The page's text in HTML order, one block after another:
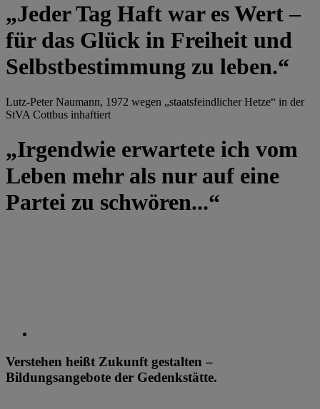
„Jeder Tag Haft war es Wert –
für das Glück in Freiheit und
Selbstbestimmung zu leben.“
Lutz-Peter Naumann, 1972 wegen „staatsfeindlicher Hetze“ in der
StVA Cottbus inhaftiert
„Irgendwie erwartete ich vom
Leben mehr als nur auf eine
Partei zu schwören...“
Verstehen heißt Zukunft gestalten –
Bildungsangebote der Gedenkstätte.